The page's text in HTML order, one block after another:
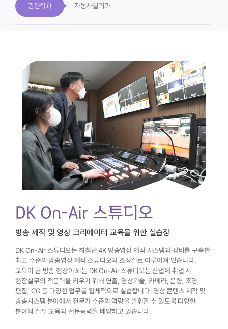
관련학과 자동차딜러과
DK On-Air 스튜디오
방송 제작 및 영상 크리에이터 교육을 위한 실습장
DK On-Air 스튜디오는 최첨단 4K 방송영상 제작 시스템과 장비를 구축한
최고 수준의 방송영상 제작 스튜디오와 조정실로 이루어져 있습니다.
교육이 곧 방송 현장이 되는 DK On-Air 스튜디오는 산업체 취업 시
현장실무의 적응력을 키우기 위해 연출, 영상기술, 카메라, 음향, 조명,
편집, CG 등 다양한 업무를 입체적으로 실습합니다.영상 콘텐츠 제작 및
방송시스템 분야에서 전문가 수준의 역량을 발휘할 수 있도록다양한
분야의 실무 교육과 전문능력을 배양하고 있습니다.